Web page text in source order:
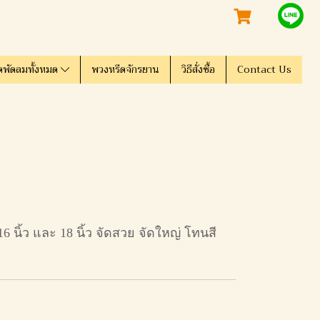
พัดลมทั้งหมด พวงหรีดจักรยาน วิธีสั่งซื้อ Contact Us
นิ้ว และ 18 นิ้ว จัดสวย จัดใหญ่ โทนสี